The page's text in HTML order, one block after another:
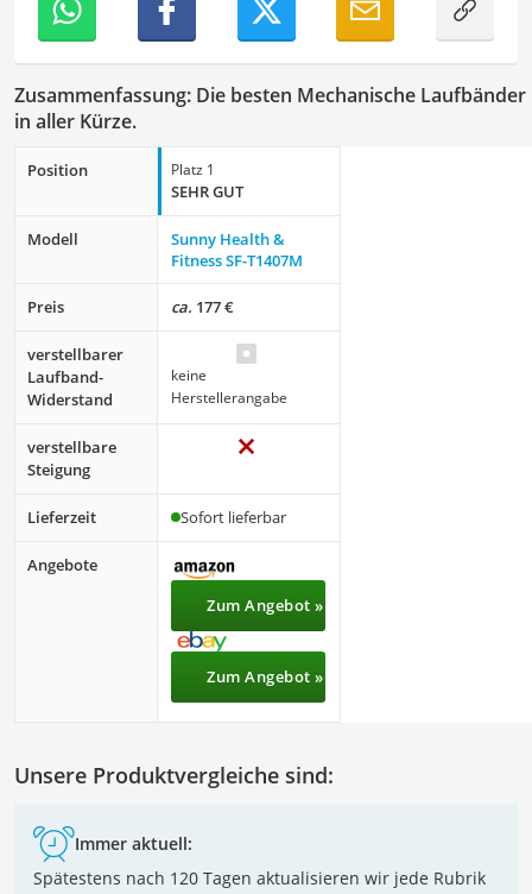
Zusammenfassung: Die besten Mechanische Laufbänder
in aller Kürze.
Position Platz 1
SEHR GUT
Modell
Sunny Health &
Fitness ‎SF-T1407M
Preis ca. 177 €
verstellbarer
Laufband-
Widerstand
keine
Herstellerangabe
verstellbare
Steigung
Lieferzeit Sofort lieferbar
Angebote
Zum Angebot »
Zum Angebot »
Unsere Produktvergleiche sind:
Immer aktuell:
Spätestens nach 120 Tagen aktualisieren wir jede Rubrik